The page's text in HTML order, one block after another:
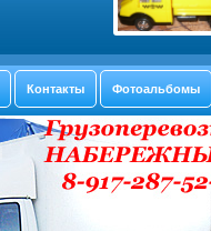
Контакты Фотоальбомы